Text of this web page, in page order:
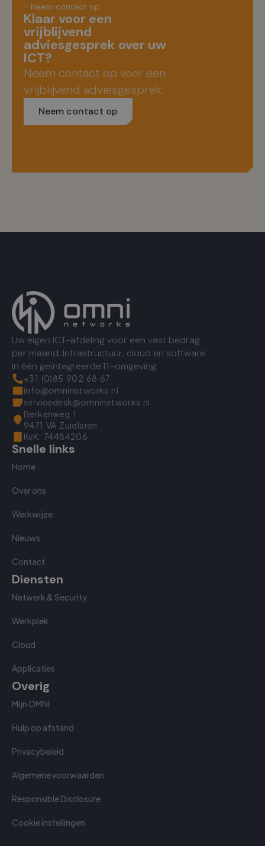
- Neem contact op
Klaar voor een
vrijblijvend
adviesgesprek over uw
ICT?
Neem contact op voor een
vrijblijvend adviesgesprek.
Neem contact op
Uw eigen ICT-afdeling voor een vast bedrag
per maand. Infrastructuur, cloud en software
in één geïntegreerde IT-omgeving.
+31 (0)85 902 68 67
info@omninetworks.nl
servicedesk@omninetworks.nl
Berkenweg 1
9471 VA Zuidlaren
KvK: 74484206
Snelle links
Home
Over ons
Werkwijze
Nieuws
Contact
Diensten
Netwerk & Security
Werkplek
Cloud
Applicaties
Overig
Mijn OMNI
Hulp op afstand
Privacybeleid
Algemene voorwaarden
Responsible Disclosure
Cookie instellingen